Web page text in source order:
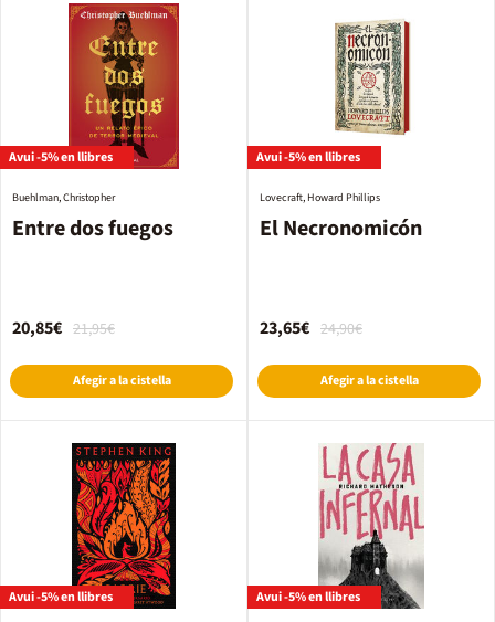
Avui -5% en llibres
Entre dos fuegos
Buehlman, Christopher
21,95€
20,85€
Afegir a la cistella
Avui -5% en llibres
El Necronomicón
Lovecraft, Howard Phillips
24,90€
23,65€
Afegir a la cistella
Avui -5% en llibres Avui -5% en llibres